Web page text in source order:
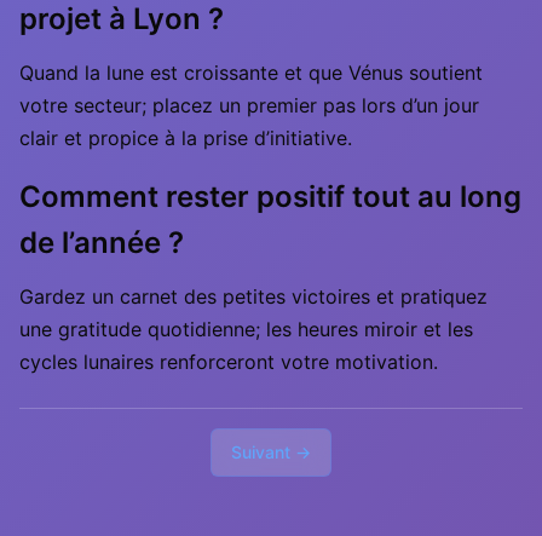
projet à Lyon ?
Quand la lune est croissante et que Vénus soutient
votre secteur; placez un premier pas lors d’un jour
clair et propice à la prise d’initiative.
Comment rester positif tout au long
de l’année ?
Gardez un carnet des petites victoires et pratiquez
une gratitude quotidienne; les heures miroir et les
cycles lunaires renforceront votre motivation.
Suivant →